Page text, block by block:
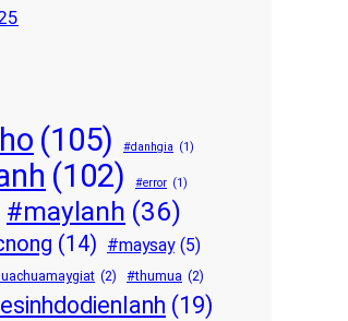
(105) #danhgia (1)
(102) #error (1)
#maylanh (36)
(14) #maysay (5)
(2) #thumua (2)
(19)